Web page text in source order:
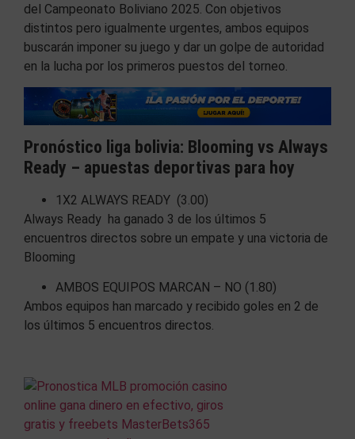
del Campeonato Boliviano 2025. Con objetivos
distintos pero igualmente urgentes, ambos equipos
buscarán imponer su juego y dar un golpe de autoridad
en la lucha por los primeros puestos del torneo.
Pronóstico liga bolivia: Blooming vs Always
Ready – apuestas deportivas para hoy
1X2 ALWAYS READY (3.00)
Always Ready ha ganado 3 de los últimos 5
encuentros directos sobre un empate y una victoria de
Blooming
AMBOS EQUIPOS MARCAN – NO (1.80)
Ambos equipos han marcado y recibido goles en 2 de
los últimos 5 encuentros directos.